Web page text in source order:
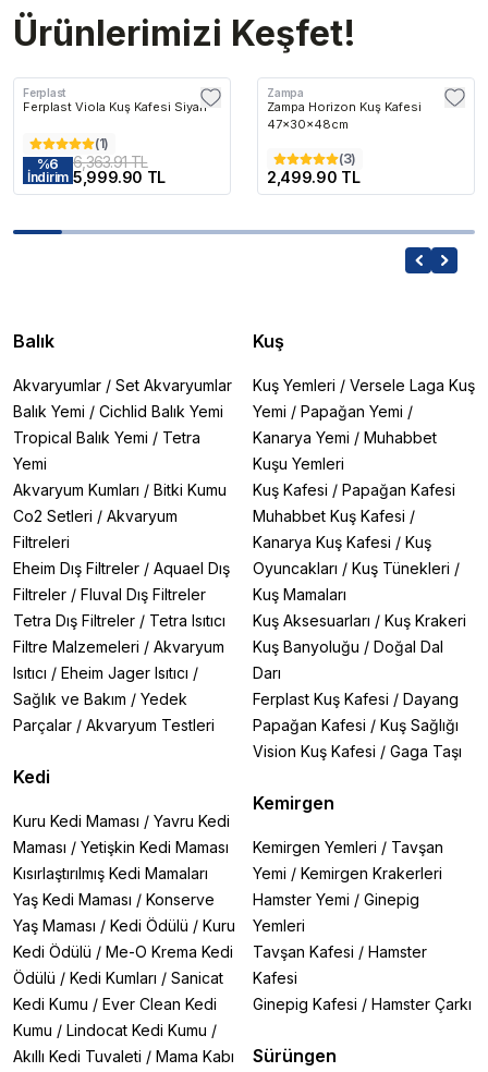
Ürünlerimizi Keşfet!
Ferplast
Ferplast Viola Kuş Kafesi Siyah
(1)
%6
İndirim
6,363.91 TL
5,999.90 TL
Zampa
Zampa Horizon Kuş Kafesi
47x30x48cm
(3)
2,499.90 TL
Balık
Akvaryumlar / Set Akvaryumlar
Balık Yemi / Cichlid Balık Yemi
Tropical Balık Yemi / Tetra
Yemi
Akvaryum Kumları / Bitki Kumu
Co2 Setleri / Akvaryum
Filtreleri
Eheim Dış Filtreler / Aquael Dış
Filtreler / Fluval Dış Filtreler
Tetra Dış Filtreler / Tetra Isıtıcı
Filtre Malzemeleri / Akvaryum
Isıtıcı / Eheim Jager Isıtıcı /
Sağlık ve Bakım / Yedek
Parçalar / Akvaryum Testleri
Kedi
Kuru Kedi Maması / Yavru Kedi
Maması / Yetişkin Kedi Maması
Kısırlaştırılmış Kedi Mamaları
Yaş Kedi Maması / Konserve
Yaş Maması / Kedi Ödülü / Kuru
Kedi Ödülü / Me-O Krema Kedi
Ödülü / Kedi Kumları / Sanicat
Kedi Kumu / Ever Clean Kedi
Kumu / Lindocat Kedi Kumu /
Akıllı Kedi Tuvaleti / Mama Kabı
Kuş
Kuş Yemleri / Versele Laga Kuş
Yemi / Papağan Yemi /
Kanarya Yemi / Muhabbet
Kuşu Yemleri
Kuş Kafesi / Papağan Kafesi
Muhabbet Kuş Kafesi /
Kanarya Kuş Kafesi / Kuş
Oyuncakları / Kuş Tünekleri /
Kuş Mamaları
Kuş Aksesuarları / Kuş Krakeri
Kuş Banyoluğu / Doğal Dal
Darı
Ferplast Kuş Kafesi / Dayang
Papağan Kafesi / Kuş Sağlığı
Vision Kuş Kafesi / Gaga Taşı
Kemirgen
Kemirgen Yemleri / Tavşan
Yemi / Kemirgen Krakerleri
Hamster Yemi / Ginepig
Yemleri
Tavşan Kafesi / Hamster
Kafesi
Ginepig Kafesi / Hamster Çarkı
Sürüngen